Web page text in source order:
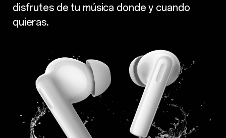
disfrutes de tu música donde y cuando
quieras.